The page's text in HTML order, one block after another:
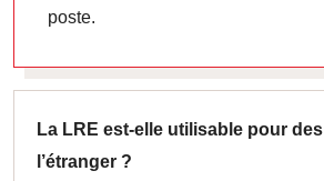
poste.
La LRE est-elle utilisable pour
l’étranger ?